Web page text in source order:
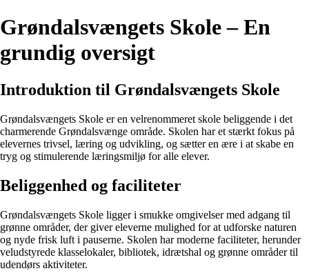
Grøndalsvængets Skole – En
grundig oversigt
Introduktion til Grøndalsvængets Skole
Grøndalsvængets Skole er en velrenommeret skole beliggende i det
charmerende Grøndalsvænge område. Skolen har et stærkt fokus på
elevernes trivsel, læring og udvikling, og sætter en ære i at skabe en
tryg og stimulerende læringsmiljø for alle elever.
Beliggenhed og faciliteter
Grøndalsvængets Skole ligger i smukke omgivelser med adgang til
grønne områder, der giver eleverne mulighed for at udforske naturen
og nyde frisk luft i pauserne. Skolen har moderne faciliteter, herunder
veludstyrede klasselokaler, bibliotek, idrætshal og grønne områder til
udendørs aktiviteter.